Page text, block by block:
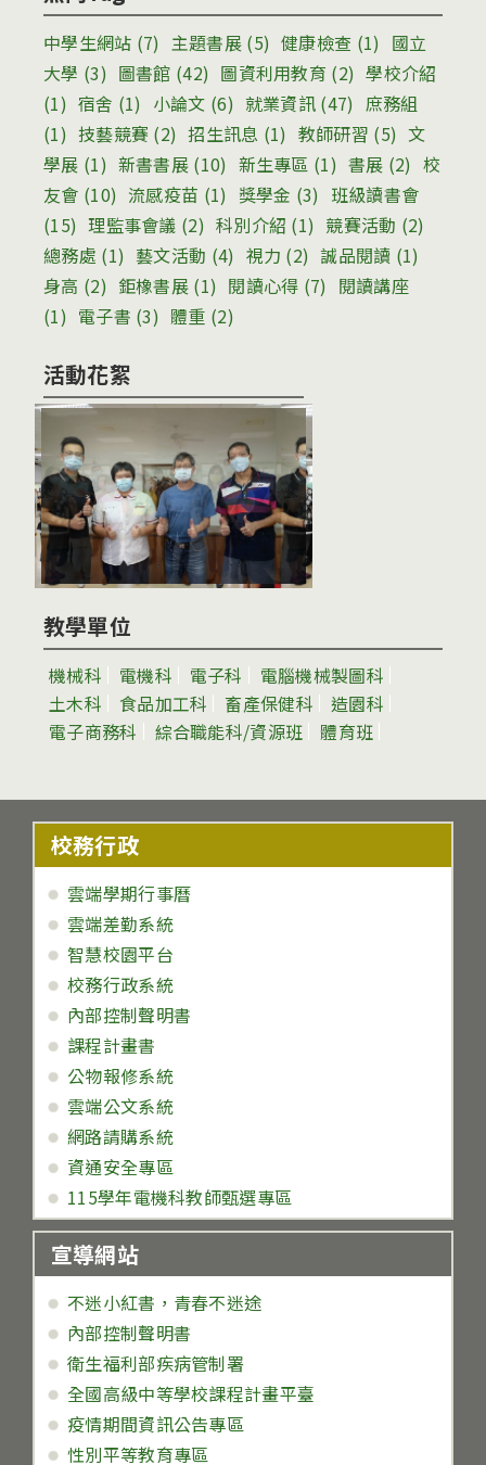
中學生網站 (7) 主題書展(5) 健康檢查 (1) 國立
大學 (3) 圖書館 (42) 圖資利用教育 (2) 學校介紹
(1) 宿舍 (1) 小論文 (6) 就業資訊 (47) 庶務組
(1) 技藝競賽 (2) 招生訊息 (1) 教師研習 (5) 文
學展 (1) 新書書展 (10) 新生專區 (1) 書展 (2) 校
友會 (10) 流感疫苗 (1) 獎學金 (3) 班級讀書會
(15) 理監事會議 (2) 科別介紹 (1) 競賽活動 (2)
總務處 (1) 藝文活動 (4) 視力 (2) 誠品閱讀 (1)
身高 (2) 鉅橡書展 (1) 閱讀心得 (7) 閱讀講座
(1) 電子書 (3) 體重 (2)
活動花絮
教學單位
機械科 電機科 電子科
電腦機械製圖科
土木科
食品加工科 畜產保健科
造園科
電子商務科
綜合職能科/資源班 體育班
校務行政
雲端學期行事曆
雲端差勤系統
智慧校園平台
校務行政系統
內部控制聲明書
課程計畫書
公物報修系統
雲端公文系統
網路請購系統
資通安全專區
115學年電機科教師甄選專區
宣導網站
不迷小紅書，青春不迷途
內部控制聲明書
衛生福利部疾病管制署
全國高級中等學校課程計畫平臺
疫情期間資訊公告專區
性別平等教育專區